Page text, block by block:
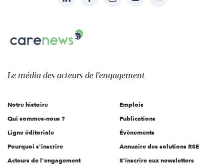
sur:
Carenews,
Le
des
l'engagement
Le média des acteurs de l'engagement
Notre histoire
Qui sommes-nous ?
Ligne éditoriale
Pourquoi s'inscrire
Acteurs de l'engagement
Emplois
Publications
Évènements
Annuaire des solutions RSE
S'inscrire aux newsletters